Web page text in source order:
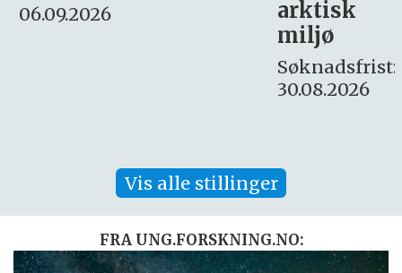
Søknadsfrist:
16. august.
Vis alle stillinger
FRA UNG.FORSKNING.NO: